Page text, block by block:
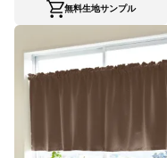
無料生地サンプル